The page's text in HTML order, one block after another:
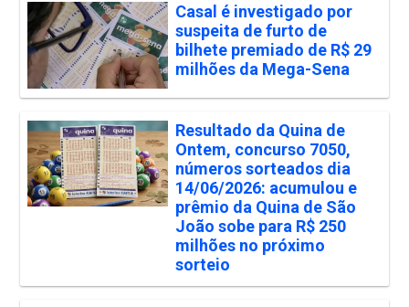
Casal é investigado por
suspeita de furto de
bilhete premiado de R$ 29
milhões da Mega-Sena
Resultado da Quina de
Ontem, concurso 7050,
números sorteados dia
14/06/2026: acumulou e
prêmio da Quina de São
João sobe para R$ 250
milhões no próximo
sorteio